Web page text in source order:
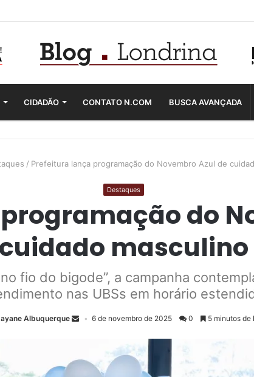
CIDADÃO CONTATO N.COM BUSCA AVANÇADA
/ Prefeitura lança programação do Novembro Azul de
Destaques
do
cuidado masculino
fio do bigode”, a campanha
nas UBSs em horário
Albuquerque 6 de novembro de 2025 0 5 minutos de